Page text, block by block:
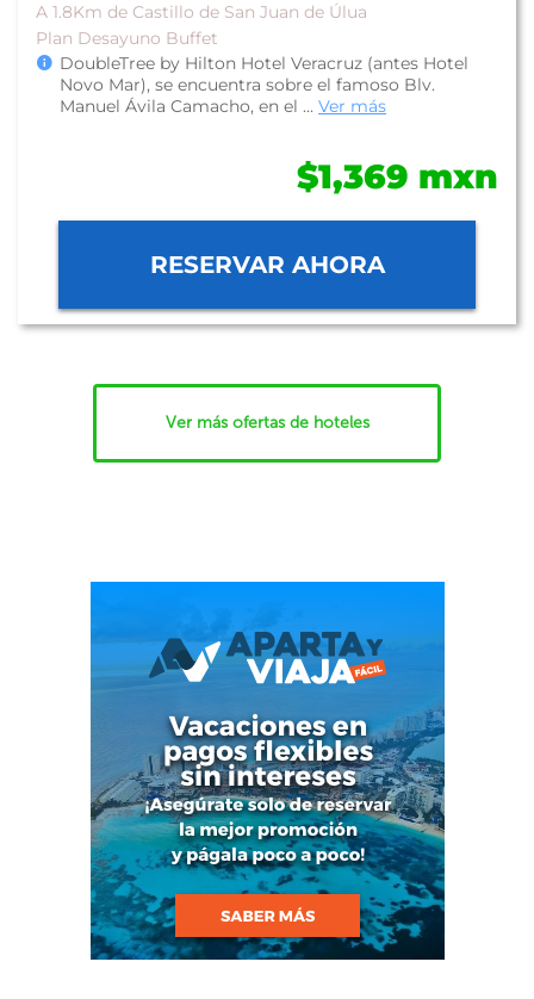
A 1.8Km de Castillo de San Juan de Úlua
Plan Desayuno Buffet
DoubleTree by Hilton Hotel Veracruz (antes Hotel
Novo Mar), se encuentra sobre el famoso Blv.
Manuel Ávila Camacho, en el ... Ver más
$1,369 mxn
RESERVAR AHORA
Ver más ofertas de hoteles